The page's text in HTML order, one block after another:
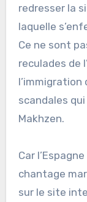
redresser la
laquelle
Ce ne sont
reculades de
scandales
Makhzen.
Car
chantage
sur le site